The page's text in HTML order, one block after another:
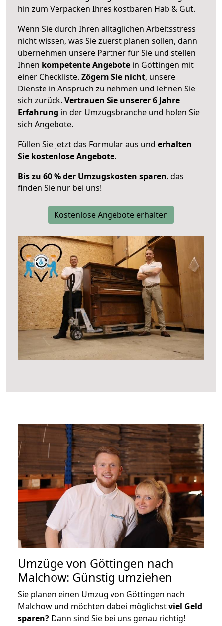
hin zum Verpacken Ihres kostbaren Hab & Gut.
Wenn Sie durch Ihren alltäglichen Arbeitsstress
nicht wissen, was Sie zuerst planen sollen, dann
übernehmen unsere Partner für Sie und stellen
Ihnen kompetente Angebote in Göttingen mit
einer Checkliste. Zögern Sie nicht, unsere
Dienste in Anspruch zu nehmen und lehnen Sie
sich zurück. Vertrauen Sie unserer 6 Jahre
Erfahrung in der Umzugsbranche und holen Sie
sich Angebote.
Füllen Sie jetzt das Formular aus und erhalten
Sie kostenlose Angebote.
Bis zu 60 % der Umzugskosten sparen, das
finden Sie nur bei uns!
Kostenlose Angebote erhalten
Umzüge von Göttingen nach
Malchow: Günstig umziehen
Sie planen einen Umzug von Göttingen nach
Malchow und möchten dabei möglichstviel Geld
sparen? Dann sind Sie bei uns genau richtig!